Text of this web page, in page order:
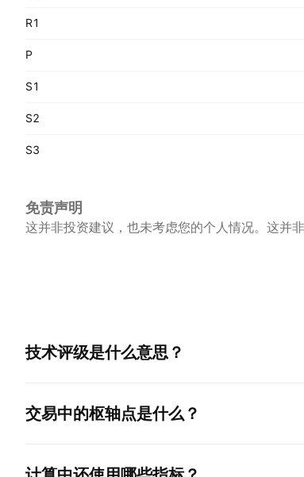
R1
P
S1
S2
S3
免责声明
这并非投资建议，也未考虑您的个人情况。这并
技术评级是什么意思？
交易中的枢轴点是什么？